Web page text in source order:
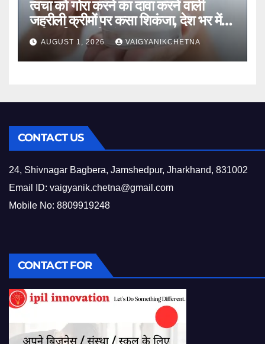
त्वचा को गोरा करने का दावा करने वाली
जहरीली क्रीमों पर कसा शिकंजा, देश भर में
उठी प्रतिबंध की मांग
AUGUST 1, 2026 VAIGYANIKCHETNA
CONTACT US
24, Shivnagar Bagbera, Jamshedpur, Jharkhand, 831002
Email ID: vaigyanik.chetna@gmail.com
Mobile No: 8809919248
CONTACT FOR